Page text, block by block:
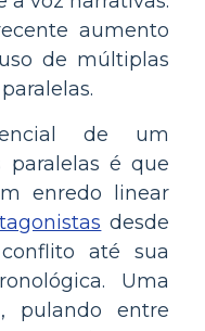
aumento
de múltiplas
de um
paralelas é que
enredo linear
desde
até sua
Uma
pulando entre